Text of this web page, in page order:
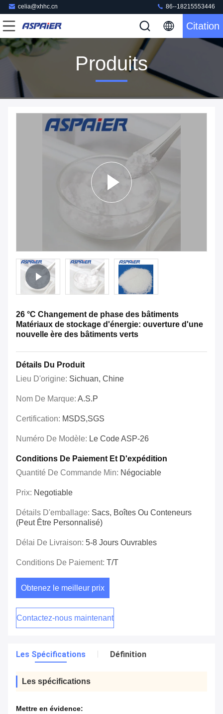
celia@xhhc.cn 86--18215553446
Citation
Produits
26 °C Changement de phase des bâtiments
Matériaux de stockage d'énergie: ouverture d'une
nouvelle ère des bâtiments verts
Détails Du Produit
Lieu D'origine: Sichuan, Chine
Nom De Marque: A.S.P
Certification: MSDS,SGS
Numéro De Modèle: Le Code ASP-26
Conditions De Paiement Et D'expédition
Quantité De Commande Min: Négociable
Prix: Negotiable
Détails D'emballage: Sacs, Boîtes Ou Conteneurs
(peut Être Personnalisé)
Délai De Livraison: 5-8 Jours Ouvrables
Conditions De Paiement: T/T
Obtenez le meilleur prix
Contactez-nous maintenant
Les Spécifications Définition
Les spécifications
Mettre en évidence: